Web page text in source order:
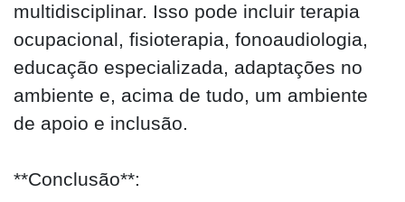
multidisciplinar. Isso pode incluir terapia
ocupacional, fisioterapia, fonoaudiologia,
educação especializada, adaptações no
ambiente e, acima de tudo, um ambiente
de apoio e inclusão.
**Conclusão**: